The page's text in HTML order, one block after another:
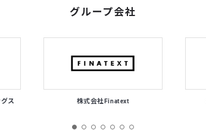
グループ会社
ス 株式会社Finatext